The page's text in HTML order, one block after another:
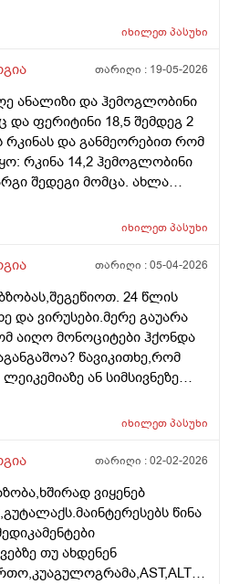
მიიღებს ორგანიზმი ამ
იხილეთპასუხი
თარიღი : 19-05-2026
ანალიზი და ჰემოგლობინი
და ფერიტინი 18,5 შემდეგ 2
და განმეორებით რომ
რკინა 14,2 ჰემოგლობინი
შედეგი მომცა. ახლა
და მაინც დაბალია. ამ ბოლო
და ამჟამად
ამივლაბის მიღება ხო
დაწევას? ასევე
არისო ეფექტური ამ
დავლიო და რამდენი
თუ ჭამიდან 1 საათის
იხილეთპასუხი
თარიღი :05-04-2026
24 წლის
და ვირუსები.მერე გაუარა
აიღო მონოციტები ჰქონდა
წავიკითხე,რომ
ან სიმსივნეზე
იხილეთპასუხი
თარიღი :02-02-2026
ვიყენებ
წინა
თუ ახდენენ